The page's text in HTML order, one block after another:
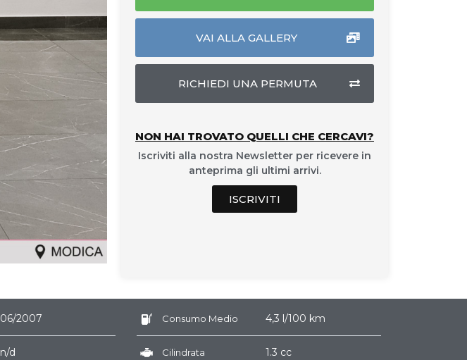
VAI ALLA GALLERY
RICHIEDI UNA PERMUTA
NON HAI TROVATO QUELLI CHE CERCAVI?
Iscriviti alla nostra Newsletter per ricevere in
anteprima gli ultimi arrivi.
ISCRIVITI
06/2007 Consumo Medio 4,3 l/100 km
n/d Cilindrata 1.3 cc